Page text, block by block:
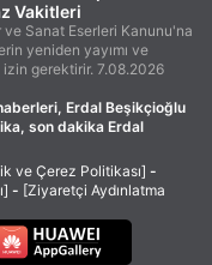
Vakitleri
ve Sanat Eserleri Kanunu'na
yeniden yayımı ve
izin gerektirir. 7.08.2026
Erdal Beşikçioğlu
son dakika Erdal
ve Çerez Politikası] -
- [Ziyaretçi Aydınlatma